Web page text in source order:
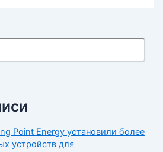
Point Energy установили более
устройств для